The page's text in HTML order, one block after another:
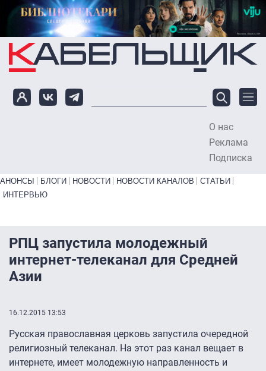
Перейти к основному содержанию
О нас
Реклама
Подписка
Primary links bottom
АНОНСЫ БЛОГИ НОВОСТИ НОВОСТИ КАНАЛОВ
СТАТЬИ
ИНТЕРВЬЮ
РПЦ запустила молодежный
интернет-телеканал для Средней
Азии
16.12.2015 13:53
Русская православная церковь запустила очередной
религиозный телеканал. На этот раз канал вещает в
интернете, имеет молодежную направленность и